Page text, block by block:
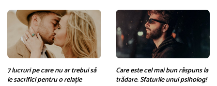
7 lucruri pe care nu ar trebui să
le sacrifici pentru o relație
Care este cel mai bun răspuns la
trădare. Sfaturile unui psiholog!